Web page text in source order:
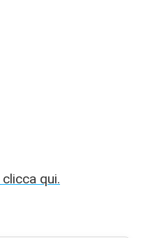
clicca qui.